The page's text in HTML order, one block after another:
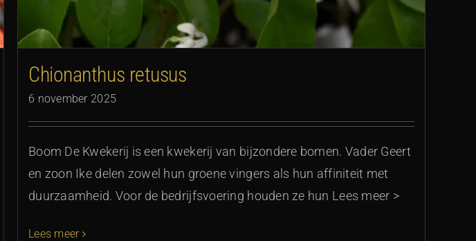
Chionanthus retusus
6 november 2025
Boom De Kwekerij is een kwekerij van bijzondere bomen. Vader Geert
en zoon Ike delen zowel hun groene vingers als hun affiniteit met
duurzaamheid. Voor de bedrijfsvoering houden ze hun Lees meer >
Lees meer